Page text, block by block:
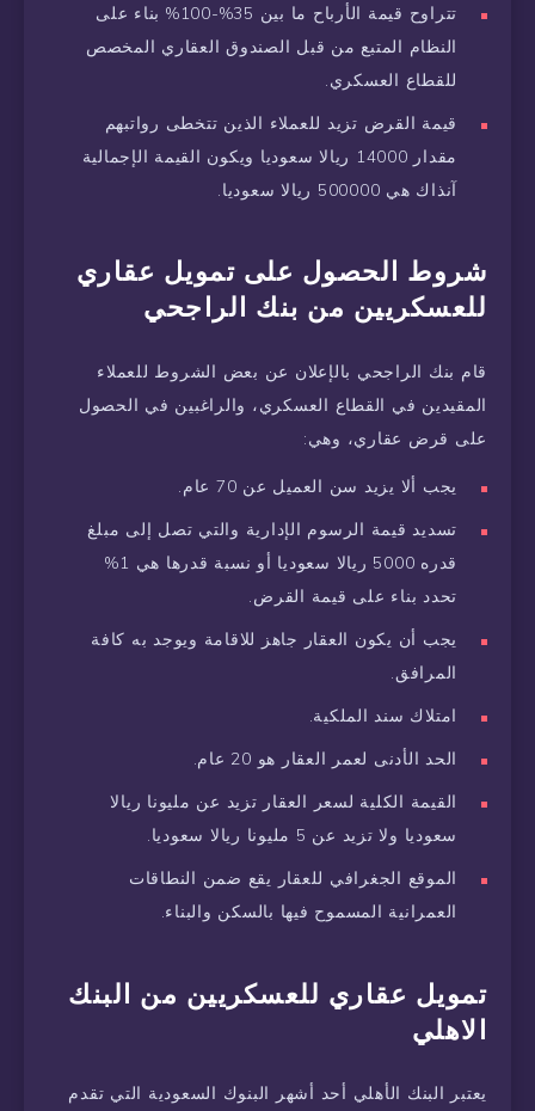
تتراوح قيمة الأرباح ما بين 35%-100% بناء على
النظام المتبع من قبل الصندوق العقاري المخصص
للقطاع العسكري.
قيمة القرض تزيد للعملاء الذين تتخطى رواتبهم
مقدار 14000 ريالا سعوديا ويكون القيمة الإجمالية
آنذاك هي 500000 ريالا سعوديا.
شروط الحصول على تمويل عقاري
للعسكريين من بنك الراجحي
قام بنك الراجحي بالإعلان عن بعض الشروط للعملاء
المقيدين في القطاع العسكري، والراغبين في الحصول
على قرض عقاري، وهي:
يجب ألا يزيد سن العميل عن 70 عام.
تسديد قيمة الرسوم الإدارية والتي تصل إلى مبلغ
قدره 5000 ريالا سعوديا أو نسبة قدرها هي 1%
تحدد بناء على قيمة القرض.
يجب أن يكون العقار جاهز للاقامة ويوجد به كافة
المرافق.
امتلاك سند الملكية.
الحد الأدنى لعمر العقار هو 20 عام.
القيمة الكلية لسعر العقار تزيد عن مليونا ريالا
سعوديا ولا تزيد عن 5 مليونا ريالا سعوديا.
الموقع الجغرافي للعقار يقع ضمن النطاقات
العمرانية المسموح فيها بالسكن والبناء.
تمويل عقاري للعسكريين من البنك
الاهلي
يعتبر البنك الأهلي أحد أشهر البنوك السعودية التي تقدم